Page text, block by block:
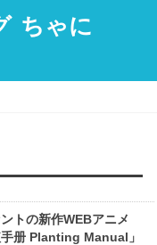
ちゃに
トの新作WEBアニメ
手册 Planting Manual」